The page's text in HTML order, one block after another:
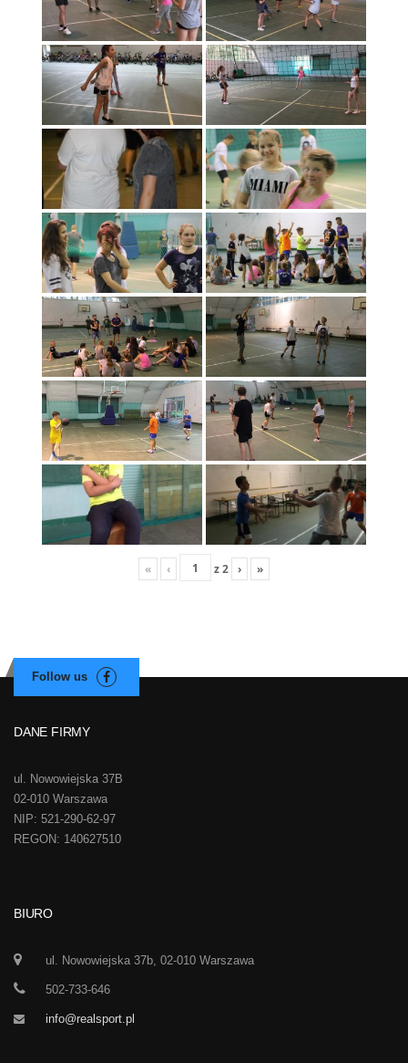
« ‹ z2 › »
DANE FIRMY
ul. Nowowiejska 37B
02-010 Warszawa
NIP: 521-290-62-97
REGON: 140627510
BIURO
ul. Nowowiejska 37b, 02-010 Warszawa
502-733-646
info@realsport.pl